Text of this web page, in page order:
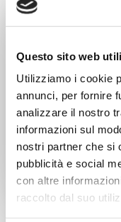
Questo sito web
Utilizziamo i cookie
annunci, per fornire
analizzare il nostro
informazioni sul
nostri partner che si
pubblicità e social
con altre
raccolto dal suo
Piano Giovani
Movietà
Proiezione webserie
Leggi di più